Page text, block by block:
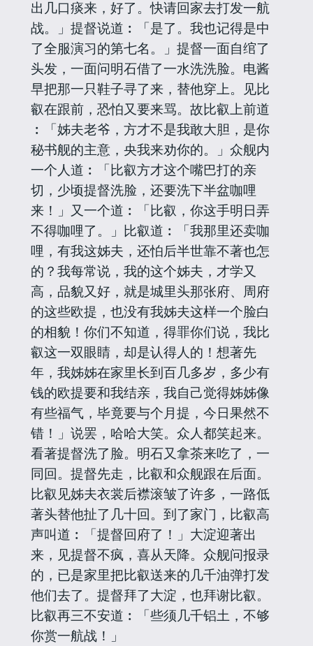
出几口痰来，好了。快请回家去打发一航
战。」提督说道︰「是了。我也记得是中
了全服演习的第七名。」提督一面自绾了
头发，一面问明石借了一水洗洗脸。电酱
早把那一只鞋子寻了来，替他穿上。见比
叡在跟前，恐怕又要来骂。故比叡上前道
︰「姊夫老爷，方才不是我敢大胆，是你
秘书舰的主意，央我来劝你的。」众舰内
一个人道︰「比叡方才这个嘴巴打的亲
切，少顷提督洗脸，还要洗下半盆咖哩
来！」又一个道︰「比叡，你这手明日弄
不得咖哩了。」比叡道︰「我那里还卖咖
哩，有我这姊夫，还怕后半世靠不著也怎
的？我每常说，我的这个姊夫，才学又
高，品貌又好，就是城里头那张府、周府
的这些欧提，也没有我姊夫这样一个脸白
的相貌！你们不知道，得罪你们说，我比
叡这一双眼睛，却是认得人的！想著先
年，我姊姊在家里长到百几多岁，多少有
钱的欧提要和我结亲，我自己觉得姊姊像
有些福气，毕竟要与个月提，今日果然不
错！」说罢，哈哈大笑。众人都笑起来。
看著提督洗了脸。明石又拿茶来吃了，一
同回。提督先走，比叡和众舰跟在后面。
比叡见姊夫衣裳后襟滚皱了许多，一路低
著头替他扯了几十回。到了家门，比叡高
声叫道︰「提督回府了！」大淀迎著出
来，见提督不疯，喜从天降。众舰问报录
的，已是家里把比叡送来的几千油弹打发
他们去了。提督拜了大淀，也拜谢比叡。
比叡再三不安道︰「些须几千铝土，不够
你赏一航战！」